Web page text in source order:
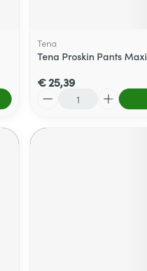
Tena
Tena Proskin Pants
€ 25,39